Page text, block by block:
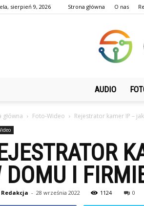
sierpień 9, 2026 Strona główna O nas
AUDIO
główna Foto-Wideo Rejestrator kamer IP –
DOMU I
Redakcja - 28 września 2022 1124 0